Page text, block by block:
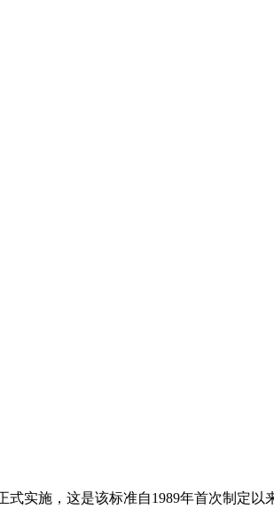
实施，这是该标准自1989年首次制定以